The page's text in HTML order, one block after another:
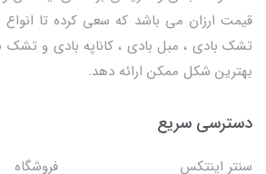
قیمت ارزان می باشد که سعی کرده تا
تشک بادی ، مبل بادی ، کاناپه بادی و تشک
بهترین شکل ممکن ارائه دهد.
دسترسی سریع
سنتر اینتکس
فروشگاه